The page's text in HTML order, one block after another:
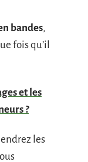
bandes,
fois qu’il
et les
?
les